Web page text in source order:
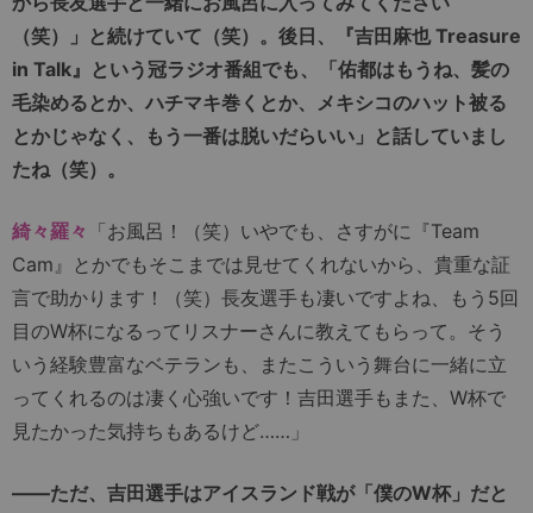
（笑）」と続けていて（笑）。後日、『吉田麻也 Treasure
in Talk』という冠ラジオ番組でも、「佑都はもうね、髪の
毛染めるとか、ハチマキ巻くとか、メキシコのハット被る
とかじゃなく、もう一番は脱いだらいい」と話していまし
たね（笑）。
綺々羅々 「お風呂！（笑）いやでも、さすがに『Team
Cam』とかでもそこまでは見せてくれないから、貴重な証
言で助かります！（笑）長友選手も凄いですよね、もう5回
目のW杯になるってリスナーさんに教えてもらって。そう
いう経験豊富なベテランも、またこういう舞台に一緒に立
ってくれるのは凄く心強いです！吉田選手もまた、W杯で
見たかった気持ちもあるけど……」
――ただ、吉田選手はアイスランド戦が「僕のW杯」だと